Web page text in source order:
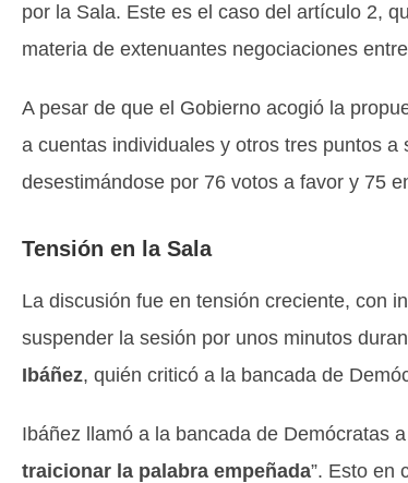
por la Sala. Este es el caso del artículo 2,
materia de extenuantes negociaciones
A pesar de que el Gobierno acogió la
a cuentas individuales y otros tres puntos
desestimándose por 76 votos a favor y 75
Tensión en la Sala
La discusión fue en tensión creciente, con
suspender la sesión por unos minutos
Ibáñez, quién criticó a la bancada de
Ibáñez llamó a la bancada de Demócratas a
traicionar la palabra empeñada”. Esto en